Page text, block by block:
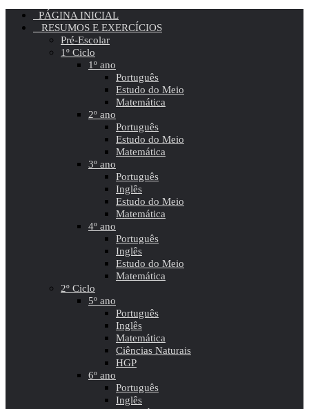
PÁGINA INICIAL
RESUMOS E EXERCÍCIOS
Pré-Escolar
1º Ciclo
1º ano
Português
Estudo do Meio
Matemática
2º ano
Português
Estudo do Meio
Matemática
3º ano
Português
Inglês
Estudo do Meio
Matemática
4º ano
Português
Inglês
Estudo do Meio
Matemática
2º Ciclo
5º ano
Português
Inglês
Matemática
Ciências Naturais
HGP
6º ano
Português
Inglês